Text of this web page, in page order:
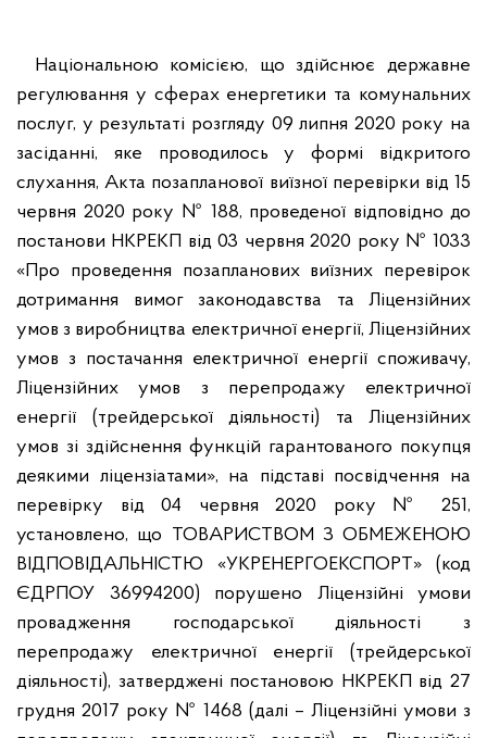
Національною комісією, що здійснює державне
регулювання у сферах енергетики та комунальних
послуг, у результаті розгляду 09 липня 2020 року на
засіданні, яке проводилось у формі відкритого
слухання, Акта позапланової виїзної перевірки від 15
червня 2020 року № 188, проведеної відповідно до
постанови НКРЕКП від 03 червня 2020 року № 1033
«Про проведення позапланових виїзних перевірок
дотримання вимог законодавства та Ліцензійних
умов з виробництва електричної енергії, Ліцензійних
умов з постачання електричної енергії споживачу,
Ліцензійних умов з перепродажу електричної
енергії (трейдерської діяльності) та Ліцензійних
умов зі здійснення функцій гарантованого покупця
деякими ліцензіатами», на підставі посвідчення на
перевірку від 04 червня 2020 року № 251,
установлено, що ТОВАРИСТВОМ З ОБМЕЖЕНОЮ
ВІДПОВІДАЛЬНІСТЮ «УКРЕНЕРГОЕКСПОРТ» (код
ЄДРПОУ 36994200) порушено Ліцензійні умови
провадження господарської діяльності з
перепродажу електричної енергії (трейдерської
діяльності), затверджені постановою НКРЕКП від 27
грудня 2017 року № 1468 (далі – Ліцензійні умови з